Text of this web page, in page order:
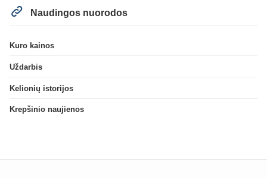
Naudingos nuorodos
Kuro kainos
Uždarbis
Kelionių istorijos
Krepšinio naujienos